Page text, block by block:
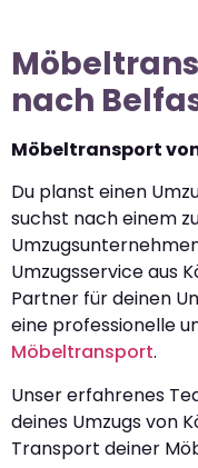
nach
Möbeltransport
Du planst einen
suchst nach einem
Umzugsservice aus
Partner für deinen
eine professionelle
Möbeltransport.
Unser erfahrenes
deines Umzugs von
Transport deiner